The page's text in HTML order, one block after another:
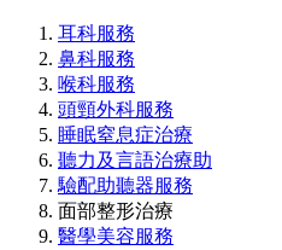
耳科服務
鼻科服務
喉科服務
頭頸外科服務
睡眠窒息症治療
聽力及言語治療助
驗配助聽器服務
面部整形治療
醫學美容服務